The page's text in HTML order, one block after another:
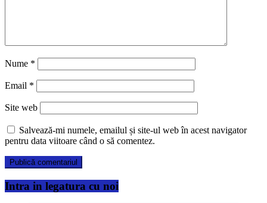
Nume *
Email *
Site web
Salvează-mi numele, emailul și site-ul web în acest navigator
pentru data viitoare când o să comentez.
Intra in legatura cu noi